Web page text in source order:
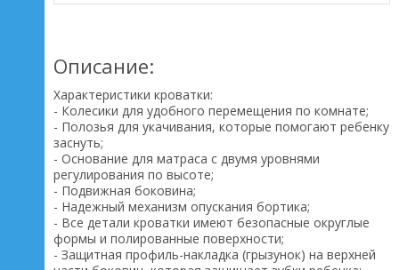
Описание:
Характеристики кроватки:
- Колесики для удобного перемещения по комнате;
- Полозья для укачивания, которые помогают ребенку
заснуть;
- Основание для матраса с двумя уровнями
регулирования по высоте;
- Подвижная боковина;
- Надежный механизм опускания бортика;
- Все детали кроватки имеют безопасные округлые
формы и полированные поверхности;
- Защитная профиль-накладка (грызунок) на верхней